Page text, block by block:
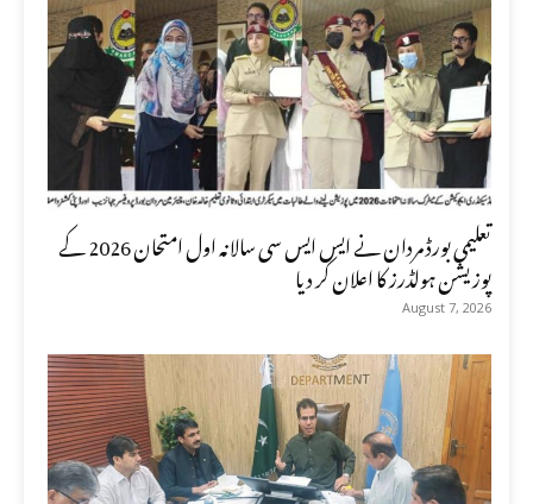
تعلیمی بورڈ مردان نے ایس ایس سی سالانہ اول امتحان 2026 کے
پوزیشن ہولڈرز کا اعلان کر دیا
August 7, 2026